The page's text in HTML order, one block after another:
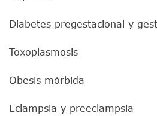
Diabetes pregestacional y
Toxoplasmosis
Obesis mórbida
Eclampsia y preeclampsia